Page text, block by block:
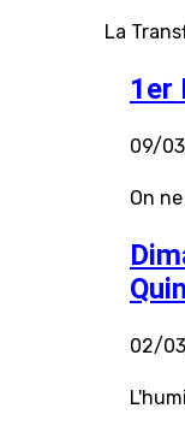
La
1er
09/
On
02/